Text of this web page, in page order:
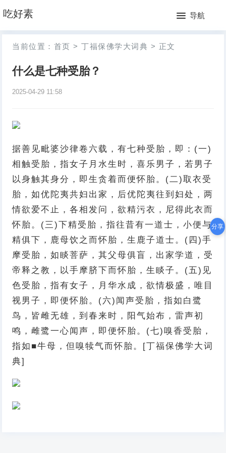
吃好素 导航
网
站
月
当前位置： 首页 > 丁福保佛学大词典 > 正文
什么是七种受胎？
2025-04-29 11:58
据善见毗婆沙律卷六载，有七种受胎，即：(一)
相触受胎，指女子月水生时，喜乐男子，若男子
以身触其身分，即生贪着而便怀胎。(二)取衣受
胎，如优陀夷共妇出家，后优陀夷往到妇处，两
情欲爱不止，各相发问，欲精污衣，尼得此衣而
怀胎。(三)下精受胎，指往昔有一道士，小便与
精俱下，鹿母饮之而怀胎，生鹿子道士。(四)手
摩受胎，如睒菩萨，其父母俱盲，出家学道，受
帝释之教，以手摩脐下而怀胎，生睒子。(五)见
色受胎，指有女子，月华水成，欲情极盛，唯目
视男子，即便怀胎。(六)闻声受胎，指如白鹭
鸟，皆雌无雄，到春来时，阳气始布，雷声初
鸣，雌鹭一心闻声，即便怀胎。(七)嗅香受胎，
指如■牛母，但嗅犊气而怀胎。[丁福保佛学大词
典]
分享